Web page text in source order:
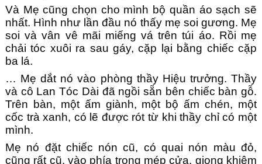
Và Mẹ cũng chọn cho mình bộ quần áo sạch sẽ
nhất. Hình như lần đầu nó thấy mẹ soi gương. Mẹ
soi và vân vê mãi miếng vá trên túi áo. Rồi mẹ
chải tóc xuôi ra sau gáy, cặp lại bằng chiếc cặp
ba lá.
… Mẹ dắt nó vào phòng thầy Hiệu trưởng. Thầy
và cô Lan Tóc Dài đã ngồi sẵn bên chiếc bàn gỗ.
Trên bàn, một ấm giành, một bộ ấm chén, một
cốc trà xanh, có lẽ được rót từ khi thầy chỉ có một
mình.
Mẹ nó đặt chiếc nón cũ, có quai nón màu đỏ,
cũng rất cũ, vào phía trong mép cửa, giọng khiêm